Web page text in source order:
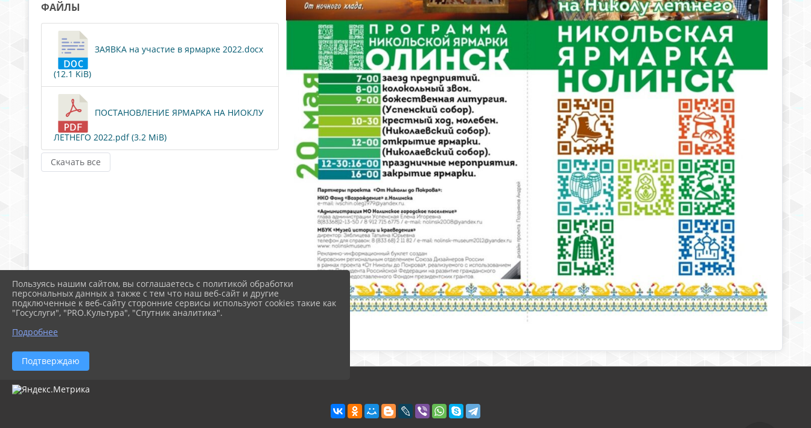
ФАЙЛЫ
ЗАЯВКА на участие в ярмарке 2022.docx
(12.1 KiB)
ПОСТАНОВЛЕНИЕ ЯРМАРКА НА НИОКЛУ
ЛЕТНЕГО 2022.pdf (3.2 MiB)
Скачать все
Пользуясь нашим сайтом, вы соглашаетесь с политикой обработки
персональных данных а также с тем что наш веб-сайт и другие
подключенные к веб-сайту сторонние сервисы используют cookies такие как
"Госуслуги", "PRO.Культура", "Спутник аналитика".
Подробнее
Подтверждаю